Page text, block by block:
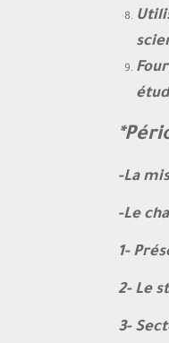
-La
-Le
1-
2- Le
3-